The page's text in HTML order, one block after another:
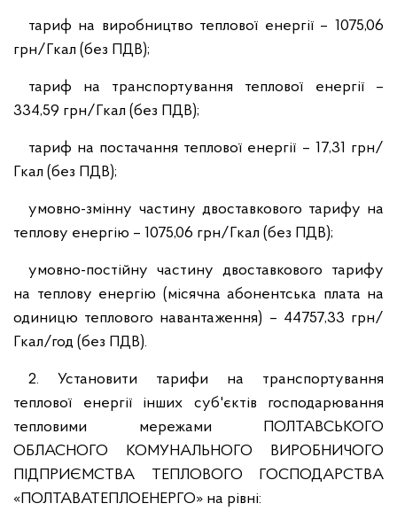
тариф на виробництво теплової енергії – 1075,06
грн/Гкал (без ПДВ);
тариф на транспортування теплової енергії –
334,59 грн/Гкал (без ПДВ);
тариф на постачання теплової енергії – 17,31 грн/
Гкал (без ПДВ);
умовно-змінну частину двоставкового тарифу на
теплову енергію – 1075,06 грн/Гкал (без ПДВ);
умовно-постійну частину двоставкового тарифу
на теплову енергію (місячна абонентська плата на
одиницю теплового навантаження) – 44757,33 грн/
Гкал/год (без ПДВ).
2. Установити тарифи на транспортування
теплової енергії інших суб'єктів господарювання
тепловими мережами ПОЛТАВСЬКОГО
ОБЛАСНОГО КОМУНАЛЬНОГО ВИРОБНИЧОГО
ПІДПРИЄМСТВА ТЕПЛОВОГО ГОСПОДАРСТВА
«ПОЛТАВАТЕПЛОЕНЕРГО» на рівні: